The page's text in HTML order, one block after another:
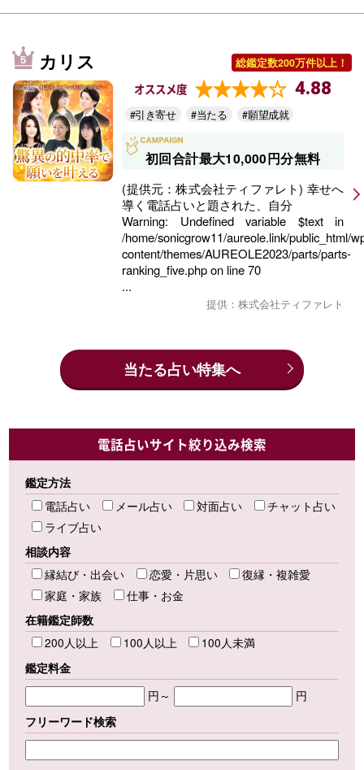
カリス 総鑑定数200万件以上！
オススメ度 4.88
#引き寄せ #当たる #願望成就
初回合計最大10,000円分無料
(提供元：株式会社ティファレト) 幸せへ
導く電話占いと題された、自分
Warning: Undefined variable $text in
/home/sonicgrow11/aureole.link/public_html/
content/themes/AUREOLE2023/parts/parts-
ranking_five.phpon line70
...
提供：株式会社ティファレト
当たる占い特集へ
電話占いサイト絞り込み検索
鑑定方法
電話占い
メール占い 対面占い
チャット占い
ライブ占い
相談内容
縁結び・出会い
恋愛・片思い
復縁・複雑愛
家庭・家族
仕事・お金
在籍鑑定師数
200人以上
100人以上
100人未満
鑑定料金
円～
円
フリーワード検索